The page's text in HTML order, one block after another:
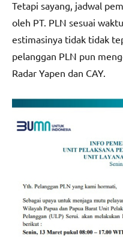
Tetapi sayang, jadwal
oleh PT. PLN sesuai
estimasinya tidak tidak
pelanggan PLN pun
Radar Yapen dan CAY.